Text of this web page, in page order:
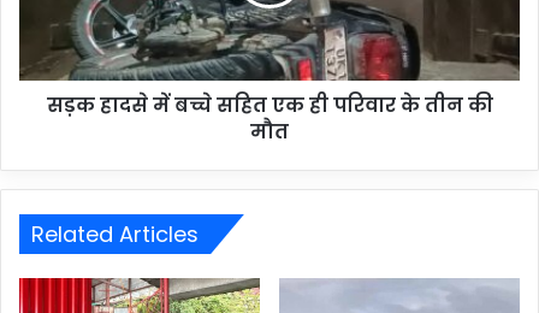
सड़क हादसे में बच्चे सहित एक ही परिवार के तीन की
मौत
Related Articles